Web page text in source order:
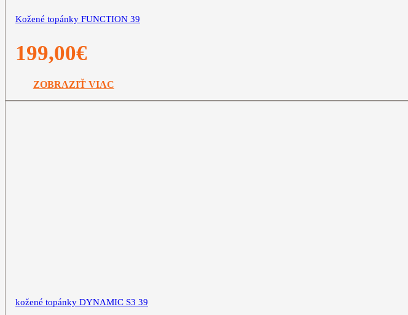
Kožené topánky FUNCTION 39
199,00€
ZOBRAZIŤ VIAC
kožené topánky DYNAMIC S3 39